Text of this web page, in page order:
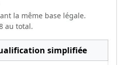
la même base légale.
au total.
simplifiée